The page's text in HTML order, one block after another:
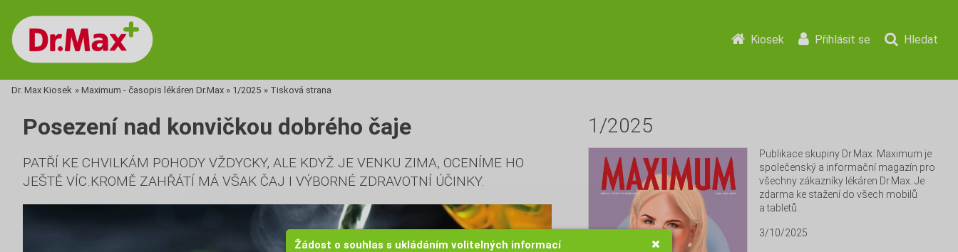
Žádost o souhlas s ukládáním volitelných informací
Kiosek Přihlásit se Hledat
Dr. Max Kiosek » Maximum - časopis lékáren Dr.Max » 1/2025 » Tisková strana
Posezení nad konvičkou dobrého čaje
PATŘÍ KE CHVILKÁM POHODY VŽDYCKY, ALE KDYŽ JE VENKU ZIMA, OCENÍME HO
JEŠTĚ VÍC.KROMĚ ZAHŘÁTÍ MÁ VŠAK ČAJ I VÝBORNÉ ZDRAVOTNÍ ÚČINKY.
1/2025
Publikace skupiny Dr.Max. Maximum je
společenský a informační magazín pro
všechny zákazníky lékáren Dr.Max. Je
zdarma ke stažení do všech mobilů
a tabletů.
3/10/2025